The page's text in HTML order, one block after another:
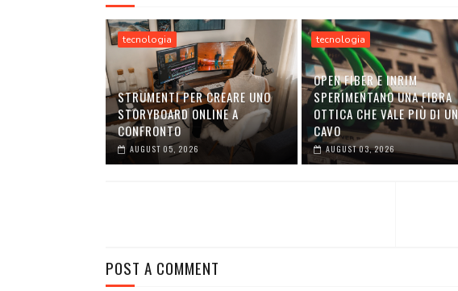
tecnologia
STRUMENTI PER CREARE UNO
STORYBOARD ONLINE A
CONFRONTO
AUGUST 05, 2026
tecnologia
OPEN FIBER E INRIM
SPERIMENTANO UNA FIBRA
OTTICA CHE VALE PIÙ DI UN
CAVO
AUGUST 03, 2026
POST A COMMENT